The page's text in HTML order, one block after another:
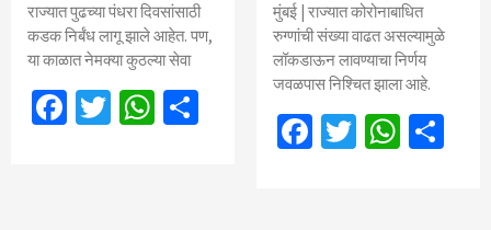
राज्यात पुढच्या पंधरा दिवसांसाठी
कडक निर्बंध लागू झाले आहेत. पण,
या काळात नेमक्या कुठल्या सेवा
Facebook
TwitterWhatsApp
Share
मुंबई | राज्यात कोरोनाबाधित
रुग्णांची संख्या वाढत असल्यामुळे
लॉकडाऊन लावण्याचा निर्णय
जवळपास निश्चित झाला आहे.
Facebook
Twitter